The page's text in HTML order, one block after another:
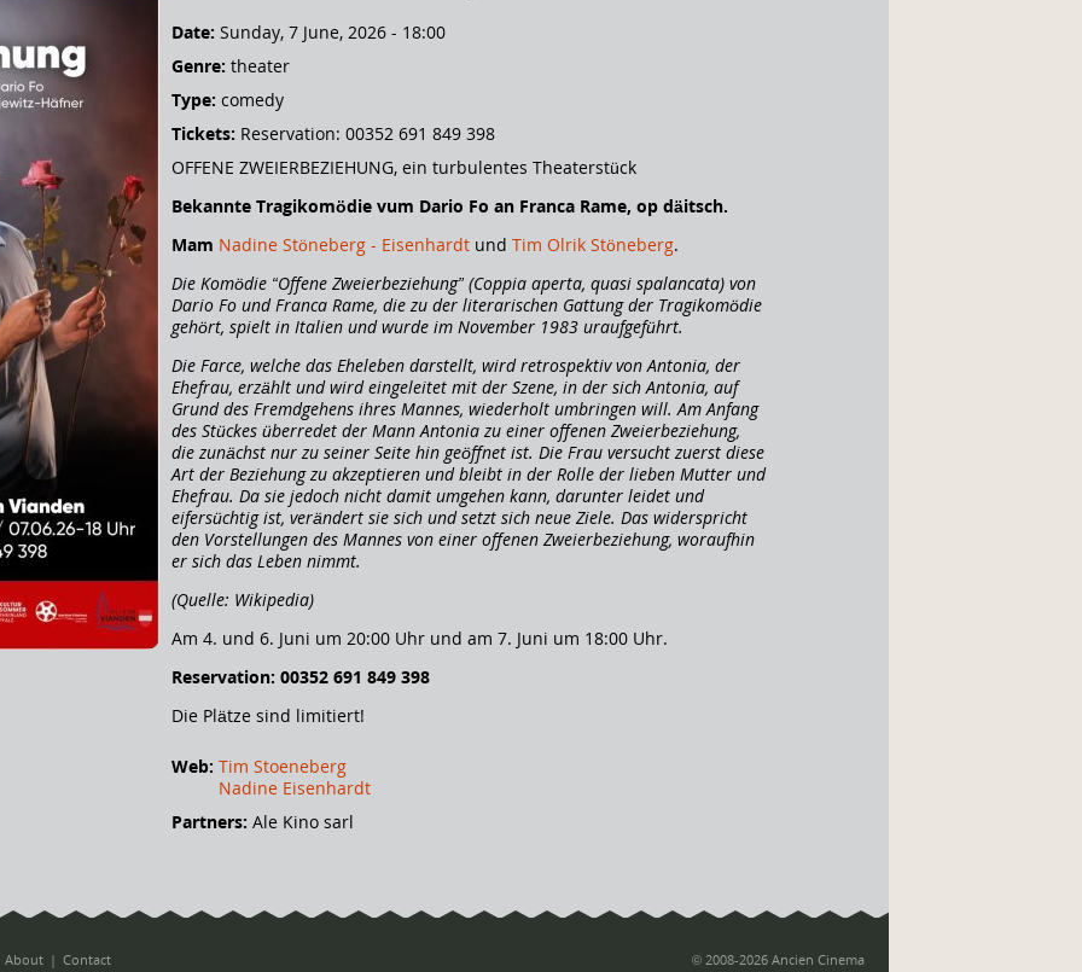
Date: Sunday, 7 June, 2026 - 18:00
Genre: theater
Type: comedy
Tickets: Reservation: 00352 691 849 398
OFFENE ZWEIERBEZIEHUNG, ein turbulentes Theaterstück
Bekannte Tragikomödie vum Dario Fo an Franca Rame, op däitsch.
Mam Nadine Stöneberg - Eisenhardt und Tim Olrik Stöneberg.
Die Komödie “Offene Zweierbeziehung” (Coppia aperta, quasi spalancata) von
Dario Fo und Franca Rame, die zu der literarischen Gattung der Tragikomödie
gehört, spielt in Italien und wurde im November 1983 uraufgeführt.
Die Farce, welche das Eheleben darstellt, wird retrospektiv von Antonia, der
Ehefrau, erzählt und wird eingeleitet mit der Szene, in der sich Antonia, auf
Grund des Fremdgehens ihres Mannes, wiederholt umbringen will. Am Anfang
des Stückes überredet der Mann Antonia zu einer offenen Zweierbeziehung,
die zunächst nur zu seiner Seite hin geöffnet ist. Die Frau versucht zuerst diese
Art der Beziehung zu akzeptieren und bleibt in der Rolle der lieben Mutter und
Ehefrau. Da sie jedoch nicht damit umgehen kann, darunter leidet und
eifersüchtig ist, verändert sie sich und setzt sich neue Ziele. Das widerspricht
den Vorstellungen des Mannes von einer offenen Zweierbeziehung, woraufhin
er sich das Leben nimmt.
(Quelle: Wikipedia)
Am 4. und 6. Juni um 20:00 Uhr und am 7. Juni um 18:00 Uhr.
Reservation: 00352 691 849 398
Die Plätze sind limitiert!
Web: Tim Stoeneberg
Nadine Eisenhardt
Partners: Ale Kino sarl
About Contact © 2008-2026 Ancien Cinema